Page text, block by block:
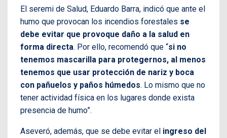
El seremi de Salud, Eduardo Barra, indicó que ante el
humo que provocan los incendios forestales se
debe evitar que provoque daño a la salud en
forma directa. Por ello, recomendó que “si no
tenemos mascarilla para protegernos, al menos
tenemos que usar protección de nariz y boca
con pañuelos y paños húmedos. Lo mismo que no
tener actividad física en los lugares donde exista
presencia de humo”.
Aseveró, además, que se debe evitar el ingreso del